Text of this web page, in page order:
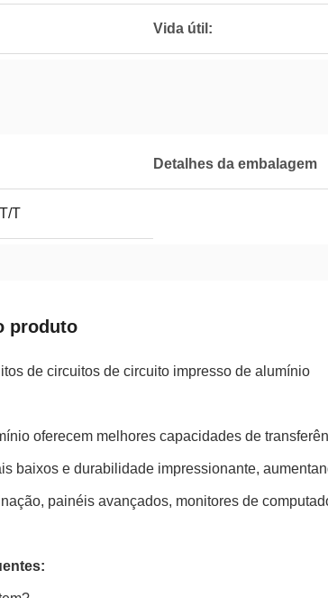
Vida útil:
Detalhes da embalagem
T
produto
de circuitos de circuito impresso de alumínio
oferecem melhores capacidades de
baixos e durabilidade impressionante,
painéis avançados, monitores de